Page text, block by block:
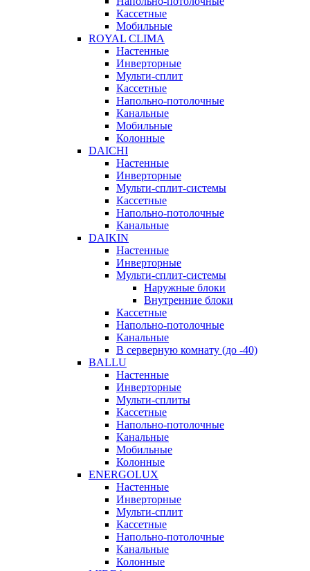
Кассетные
Мобильные
ROYAL CLIMA
Настенные
Инверторные
Мульти-сплит
Кассетные
Напольно-потолочные
Канальные
Мобильные
Колонные
DAICHI
Настенные
Инверторные
Мульти-сплит-системы
Кассетные
Напольно-потолочные
Канальные
DAIKIN
Настенные
Инверторные
Мульти-сплит-системы
Наружные блоки
Внутренние блоки
Кассетные
Напольно-потолочные
Канальные
В серверную комнату (до -40)
BALLU
Настенные
Инверторные
Мульти-сплиты
Кассетные
Напольно-потолочные
Канальные
Мобильные
Колонные
ENERGOLUX
Настенные
Инверторные
Мульти-сплит
Кассетные
Напольно-потолочные
Канальные
Колонные